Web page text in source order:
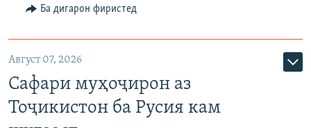
Ба дигарон фиристед
Август 07, 2026
Сафари муҳоҷирон аз
Тоҷикистон ба Русия кам